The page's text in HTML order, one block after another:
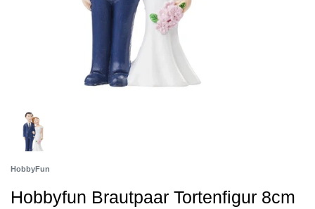
HobbyFun
Hobbyfun Brautpaar Tortenfigur 8cm